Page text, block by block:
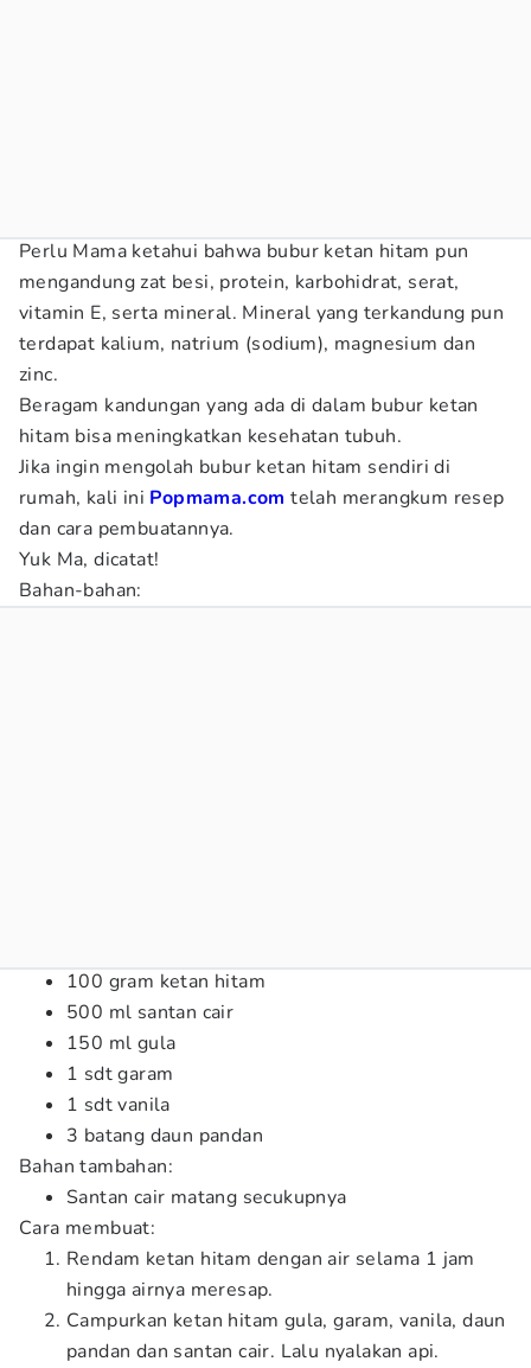
Perlu Mama ketahui bahwa bubur ketan hitam pun
mengandung zat besi, protein, karbohidrat, serat,
vitamin E, serta mineral. Mineral yang terkandung pun
terdapat kalium, natrium (sodium), magnesium dan
zinc.
Beragam kandungan yang ada di dalam bubur ketan
hitam bisa meningkatkan kesehatan tubuh.
Jika ingin mengolah bubur ketan hitam sendiri di
rumah, kali ini Popmama.com telah merangkum resep
dan cara pembuatannya.
Yuk Ma, dicatat!
Bahan-bahan:
100 gram ketan hitam
500 ml santan cair
150 ml gula
1 sdt garam
1 sdt vanila
3 batang daun pandan
Bahan tambahan:
Santan cair matang secukupnya
Cara membuat:
Rendam ketan hitam dengan air selama 1 jam
hingga airnya meresap.
Campurkan ketan hitam gula, garam, vanila, daun
pandan dan santan cair. Lalu nyalakan api.